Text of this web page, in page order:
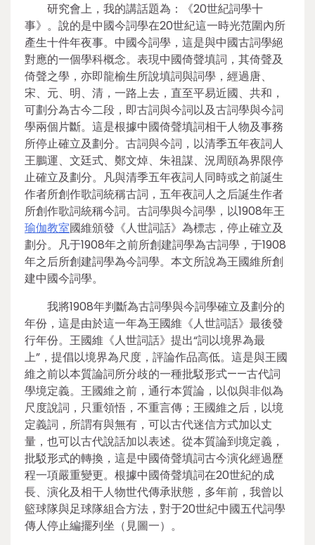
研究會上，我的講話題為：《20世紀詞學十
事》。說的是中國今詞學在20世紀這一時光范圍內所
產生十件年夜事。中國今詞學，這是與中國古詞學絕
對應的一個學科概念。表現中國倚聲填詞，其倚聲及
倚聲之學，亦即龍榆生所說填詞與詞學，經過唐、
宋、元、明、清，一路上去，直至平易近國、共和，
可劃分為古今二段，即古詞與今詞以及古詞學與今詞
學兩個片斷。這是根據中國倚聲填詞相干人物及事務
所停止確立及劃分。古詞與今詞，以清季五年夜詞人
王鵬運、文廷式、鄭文焯、朱祖謀、況周頤為界限停
止確立及劃分。凡與清季五年夜詞人同時或之前誕生
作者所創作歌詞統稱古詞，五年夜詞人之后誕生作者
所創作歌詞統稱今詞。古詞學與今詞學，以1908年王
瑜伽教室國維頒發《人世詞話》為標志，停止確立及
劃分。凡于1908年之前所創建詞學為古詞學，于1908
年之后所創建詞學為今詞學。本文所說為王國維所創
建中國今詞學。
我將1908年判斷為古詞學與今詞學確立及劃分的
年份，這是由於這一年為王國維《人世詞話》最後發
行年份。王國維《人世詞話》提出“詞以境界為最
上”，提倡以境界為尺度，評論作品高低。這是與王國
維之前以本質論詞所分歧的一種批駁形式——古代詞
學境定義。王國維之前，通行本質論，以似與非似為
尺度說詞，只重領悟，不重言傳；王國維之后，以境
定義詞，所謂有與無有，可以古代迷信方式加以丈
量，也可以古代說話加以表述。從本質論到境定義，
批駁形式的轉換，這是中國倚聲填詞古今演化經過歷
程一項嚴重變更。根據中國倚聲填詞在20世紀的成
長、演化及相干人物世代傳承狀態，多年前，我曾以
籃球隊與足球隊組合方法，對于20世紀中國五代詞學
傳人停止編擺列坐（見圖一）。